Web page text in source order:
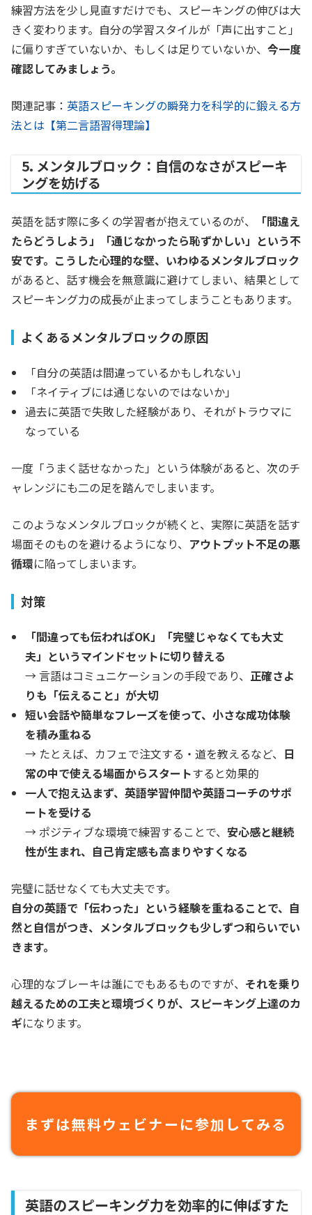
練習方法を少し見直すだけでも、スピーキングの伸びは大
きく変わります。自分の学習スタイルが「声に出すこと」
に偏りすぎていないか、もしくは足りていないか、 今一度
確認してみましょう。
関連記事： 英語スピーキングの瞬発力を科学的に鍛える方
法とは【第二言語習得理論】
5. メンタルブロック：自信のなさがスピーキ
ングを妨げる
英語を話す際に多くの学習者が抱えているのが、
「間違え
たらどうしよう」「通じなかったら恥ずかしい」という不
安です。こうした心理的な壁、いわゆるメンタルブロック
があると、話す機会を無意識に避けてしまい、結果として
スピーキング力の成長が止まってしまうこともあります。
よくあるメンタルブロックの原因
「自分の英語は間違っているかもしれない」
「ネイティブには通じないのではないか」
過去に英語で失敗した経験があり、それがトラウマに
なっている
一度「うまく話せなかった」という体験があると、次のチ
ャレンジにも二の足を踏んでしまいます。
このようなメンタルブロックが続くと、実際に英語を話す
場面そのものを避けるようになり、 アウトプット不足の悪
循環に陥ってしまいます。
対策
「間違っても伝わればOK」「完璧じゃなくても大丈
夫」というマインドセットに切り替える
→ 言語はコミュニケーションの手段であり、 正確さよ
りも「伝えること」が大切
短い会話や簡単なフレーズを使って、小さな成功体験
を積み重ねる
→ たとえば、カフェで注文する・道を教えるなど、 日
常の中で使える場面からスタートすると効果的
一人で抱え込まず、英語学習仲間や英語コーチのサポ
ートを受ける
→ ポジティブな環境で練習することで、 安心感と継続
性が生まれ、自己肯定感も高まりやすくなる
完璧に話せなくても大丈夫です。
自分の英語で「伝わった」という経験を重ねることで、自
然と自信がつき、メンタルブロックも少しずつ和らいでい
きます。
心理的なブレーキは誰にでもあるものですが、 それを乗り
越えるための工夫と環境づくりが、スピーキング上達のカ
ギになります。
まずは無料ウェビナーに参加してみる
英語のスピーキング力を効率的に伸ばすた